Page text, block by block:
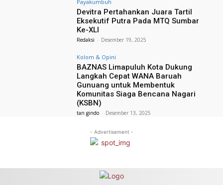
Payakumbuh
Devitra Pertahankan Juara Tartil
Eksekutif Putra Pada MTQ Sumbar
Ke-XLI
Redaksi - Desember 19, 2025
Kolom & Opini
BAZNAS Limapuluh Kota Dukung
Langkah Cepat WANA Baruah
Gunuang untuk Membentuk
Komunitas Siaga Bencana Nagari
(KSBN)
tan gindo - Desember 13, 2025
- Advertisement -